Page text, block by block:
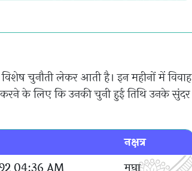
चुनौती लेकर आती है। इन महीनों में विवाह
करने के लिए कि उनकी चुनी हुई तिथि उनके सुंदर
नक्षत्र